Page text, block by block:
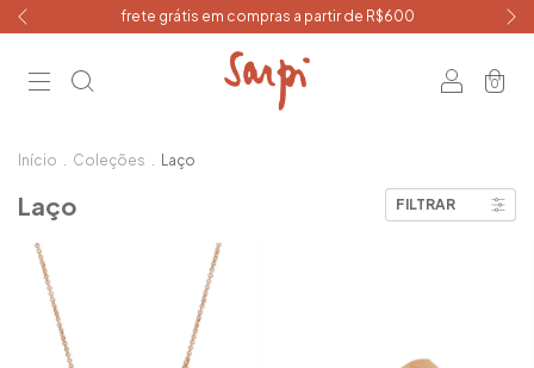
frete grátis em compras a partir de R$600
0
Início . Coleções . Laço
Laço FILTRAR